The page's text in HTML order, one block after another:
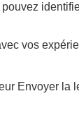
vos
Envoyer la